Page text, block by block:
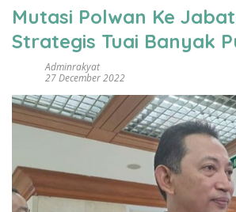
Mutasi Polwan Ke
Strategis Tuai Banyak
Adminrakyat
27 December 2022